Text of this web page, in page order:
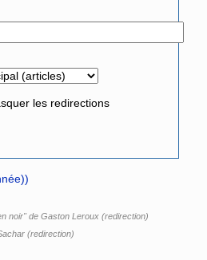
les redirections
noir" de Gaston Leroux